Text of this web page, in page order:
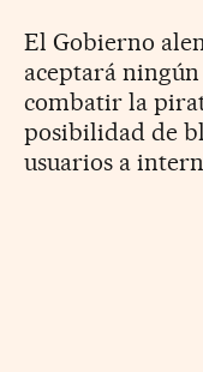
El Gobierno
aceptará
combatir la
posibilidad de
usuarios a